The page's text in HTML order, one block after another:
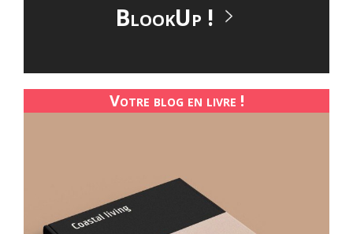
BlookUp !
Votre blog en livre !